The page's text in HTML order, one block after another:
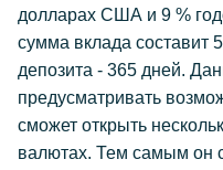
долларах США и 9 %
сумма вклада составит
депозита - 365 дней.
предусматривать
сможет открыть
валютах. Тем самым он